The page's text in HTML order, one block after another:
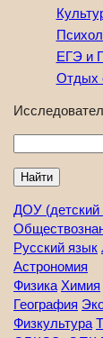
ЕГЭ и
Отдых
ДОУ (детский
Русский язык
Астрономия
Физика Химия
География
Физкультура